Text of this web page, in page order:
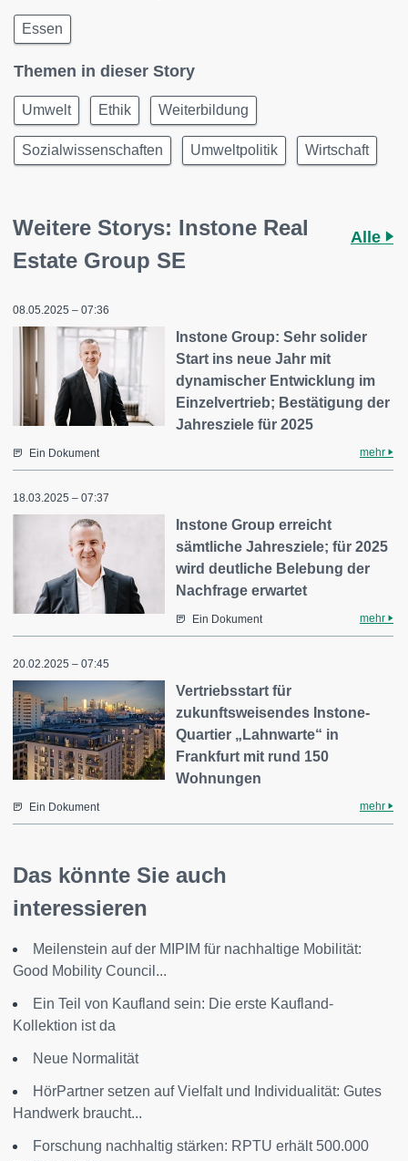
Essen
Themen in dieser Story
Umwelt Ethik Weiterbildung
Sozialwissenschaften Umweltpolitik Wirtschaft
Weitere Storys: Instone Real
Estate Group SE
Alle
08.05.2025 – 07:36
Instone Group: Sehr solider
Start ins neue Jahr mit
dynamischer Entwicklung im
Einzelvertrieb; Bestätigung der
Jahresziele für 2025
Ein Dokument mehr
18.03.2025 – 07:37
Instone Group erreicht
sämtliche Jahresziele; für 2025
wird deutliche Belebung der
Nachfrage erwartet
Ein Dokument mehr
20.02.2025 – 07:45
Vertriebsstart für
zukunftsweisendes Instone-
Quartier „Lahnwarte“ in
Frankfurt mit rund 150
Wohnungen
Ein Dokument mehr
Das könnte Sie auch
interessieren
Meilenstein auf der MIPIM für nachhaltige Mobilität:
Good Mobility Council...
Ein Teil von Kaufland sein: Die erste Kaufland-
Kollektion ist da
Neue Normalität
HörPartner setzen auf Vielfalt und Individualität: Gutes
Handwerk braucht...
Forschung nachhaltig stärken: RPTU erhält 500.000